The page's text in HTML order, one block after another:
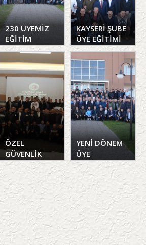
230 ÜYEMİZ
EĞİTİM
PROGRAMINDA
BULUŞTU
KAYSERİ ŞUBE
ÜYE EĞİTİMİ
ÖZEL
GÜVENLİK
TEMEL ÜYE
EĞİTİMİ
YENİ DÖNEM
ÜYE
EĞİTİMLERİNE
KOCAELİ
ŞUBEMİZLE
BAŞLADIK